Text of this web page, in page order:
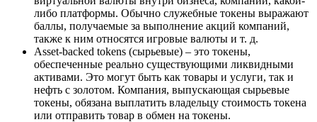
либо платформы. Обычно служебные токены выражают
баллы, получаемые за выполнение акций компаний,
также к ним относятся игровые валюты и т. д.
Asset-backed tokens (сырьевые) – это токены,
обеспеченные реально существующими ликвидными
активами. Это могут быть как товары и услуги, так и
нефть с золотом. Компания, выпускающая сырьевые
токены, обязана выплатить владельцу стоимость токена
или отправить товар в обмен на токены.